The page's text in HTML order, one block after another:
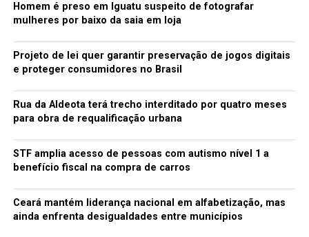
Fonte: O Povo
TÓPICOS RELACIONADOS: ALUNOS FIES
NÚMERO
PRIVADAS
SAÍDAS UNIVERSIDADES
Rede de Intercâmbios de Sementes da região Centro-Sul
do Ceará articula ações com agricultores familiares
Adutora vai beneficiar mais de 300 famílias em Várzea
Alegre
redacao
Homem é preso em Iguatu suspeito de fotografar
mulheres por baixo da saia em loja
Projeto de lei quer garantir preservação de jogos digitais
e proteger consumidores no Brasil
Rua da Aldeota terá trecho interditado por quatro meses
para obra de requalificação urbana
STF amplia acesso de pessoas com autismo nível 1 a
benefício fiscal na compra de carros
Ceará mantém liderança nacional em alfabetização, mas
ainda enfrenta desigualdades entre municípios